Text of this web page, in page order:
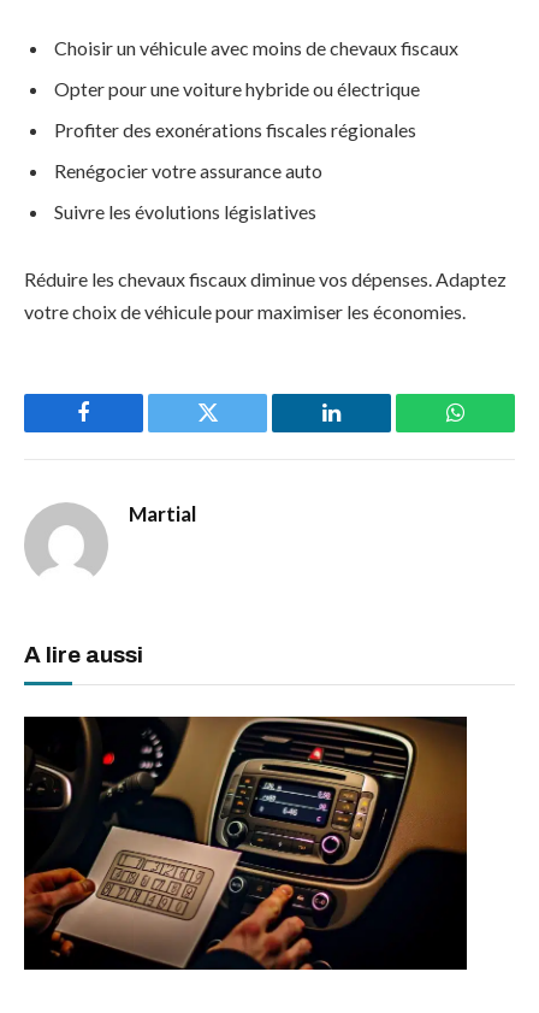
Choisir un véhicule avec moins de chevaux fiscaux
Opter pour une voiture hybride ou électrique
Profiter des exonérations fiscales régionales
Renégocier votre assurance auto
Suivre les évolutions législatives
Réduire les chevaux fiscaux diminue vos dépenses. Adaptez
votre choix de véhicule pour maximiser les économies.
Facebook Twitter LinkedIn
Martial
A lire aussi